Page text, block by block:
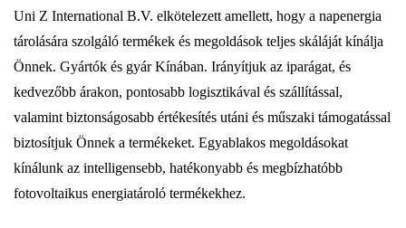
Uni Z International B.V. elkötelezett amellett, hogy a napenergia
tárolására szolgáló termékek és megoldások teljes skáláját kínálja
Önnek. Gyártók és gyár Kínában. Irányítjuk az iparágat, és
kedvezőbb árakon, pontosabb logisztikával és szállítással,
valamint biztonságosabb értékesítés utáni és műszaki támogatással
biztosítjuk Önnek a termékeket. Egyablakos megoldásokat
kínálunk az intelligensebb, hatékonyabb és megbízhatóbb
fotovoltaikus energiatároló termékekhez.